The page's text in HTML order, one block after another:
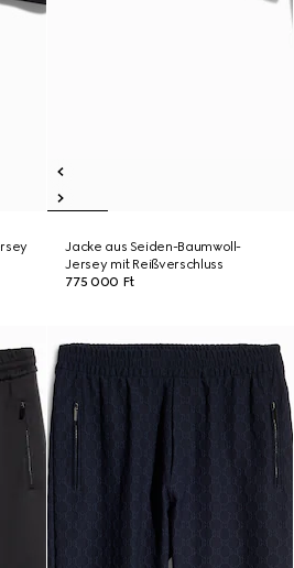
Jacke aus Seiden-Baumwoll-
Jersey mit Reißverschluss
775 000 Ft